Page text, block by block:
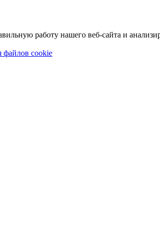
работу нашего веб-сайта и
файлов cookie